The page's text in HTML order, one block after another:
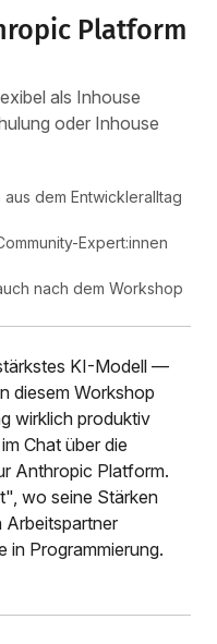
Platform
als Inhouse
oder Inhouse
dem Entwickleralltag
Expert:innen
nach dem Workshop
KI-Modell —
diesem Workshop
wirklich produktiv
Chat über die
Anthropic Platform.
wo seine Stärken
Arbeitspartner
in Programmierung.